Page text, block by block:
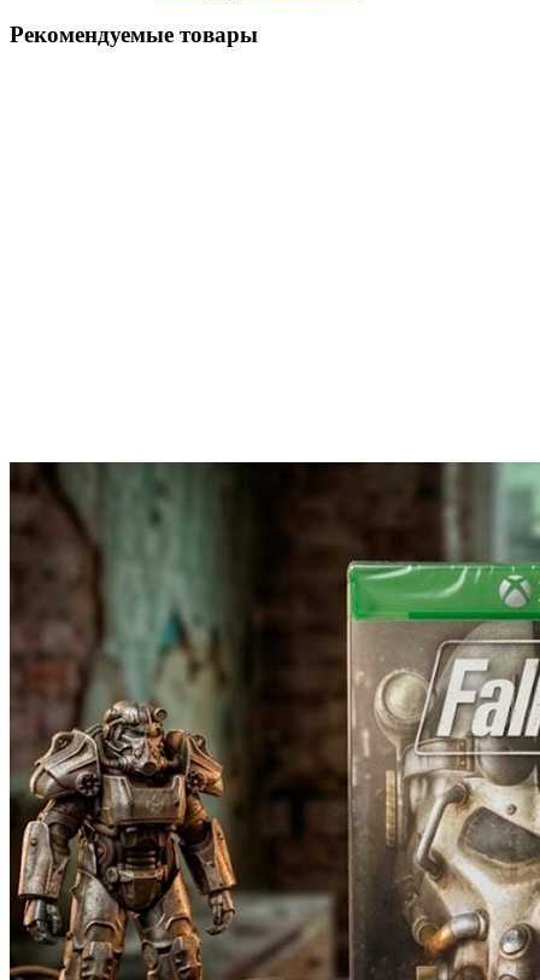
Рекомендуемые товары